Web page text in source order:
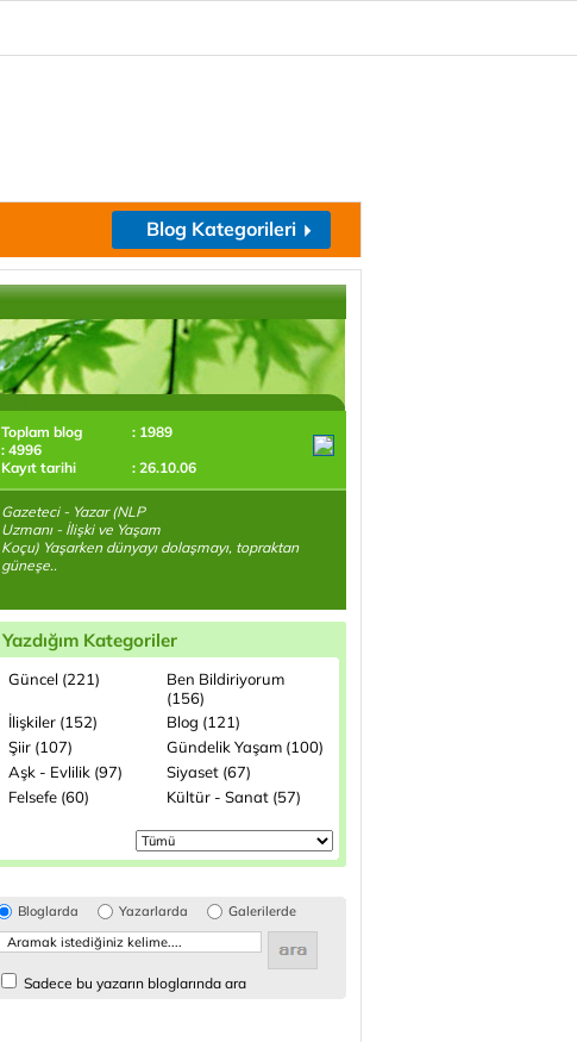
Blog Kategorileri
Toplam blog
: 1989
: 4996
Kayıt tarihi
: 26.10.06
Gazeteci - Yazar (NLP
Uzmanı - İlişki ve Yaşam
Koçu) Yaşarken dünyayı dolaşmayı, topraktan
güneşe..
Yazdığım Kategoriler
Güncel (221) Ben Bildiriyorum
(156)
İlişkiler (152)
Blog (121)
Şiir (107)
Gündelik Yaşam (100)
Aşk - Evlilik (97)
Siyaset (67)
Felsefe (60)
Kültür - Sanat (57)
Bloglarda Yazarlarda Galerilerde
Sadece bu yazarın bloglarında ara